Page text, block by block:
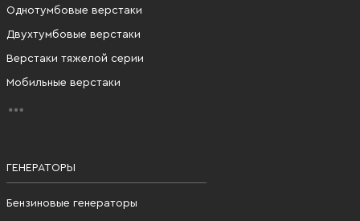
Однотумбовые верстаки
Двухтумбовые верстаки
Верстаки тяжелой серии
Мобильные верстаки
ГЕНЕРАТОРЫ
Бензиновые генераторы